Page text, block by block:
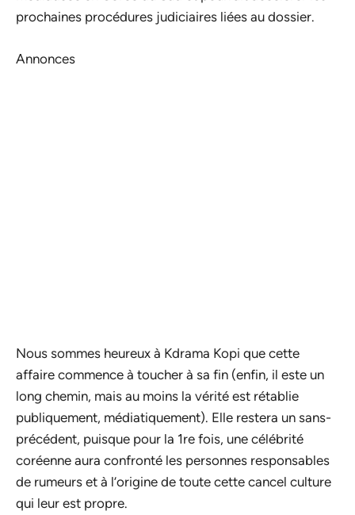
prochaines procédures judiciaires liées au dossier.
Annonces
Nous sommes heureux à Kdrama Kopi que cette
affaire commence à toucher à sa fin (enfin, il este un
long chemin, mais au moins la vérité est rétablie
publiquement, médiatiquement). Elle restera un sans-
précédent, puisque pour la 1re fois, une célébrité
coréenne aura confronté les personnes responsables
de rumeurs et à l’origine de toute cette cancel culture
qui leur est propre.